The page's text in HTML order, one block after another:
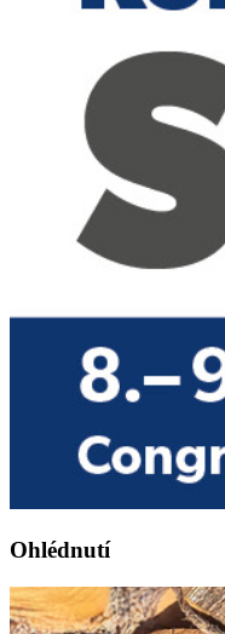
Ohlédnutí